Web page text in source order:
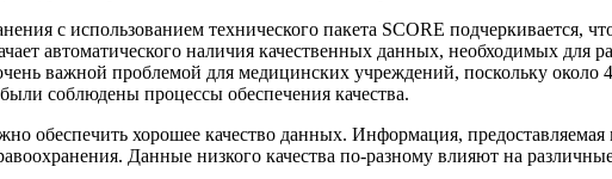
с использованием технического пакета SCORE подчеркивается,
автоматического наличия качественных данных, необходимых для
важной проблемой для медицинских учреждений, поскольку около
соблюдены процессы обеспечения качества.
обеспечить хорошее качество данных. Информация,
Данные низкого качества по-разному влияют на